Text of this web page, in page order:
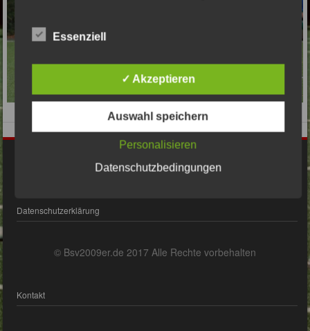
Datenschutzerklärung
© Bsv2009er.de 2017 Alle Rechte vorbehalten
Kontakt
Essenziell
✓ Akzeptieren
Auswahl speichern
Personalisieren
Datenschutzbedingungen